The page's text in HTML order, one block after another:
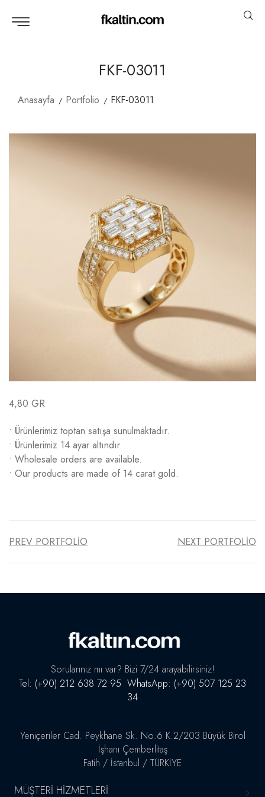
FKF-03011
Anasayfa Portfolio FKF-03011
4,80 GR
• Ürünlerimiz toptan satışa sunulmaktadır.
• Ürünlerimiz 14 ayar altındır.
• Wholesale orders are available.
• Our products are made of 14 carat gold.
PREV PORTFOLIO NEXT PORTFOLIO
Sorularınız mı var? Bizi 7/24 arayabilirsiniz!
Tel: (+90) 212 638 72 95 WhatsApp: (+90) 507 125 23
34
Yeniçeriler Cad. Peykhane Sk. No:6 K:2/203 Büyük Birol
İşhanı Çemberlitaş
Fatih / İstanbul / TÜRKİYE
MÜŞTERI HIZMETLERI